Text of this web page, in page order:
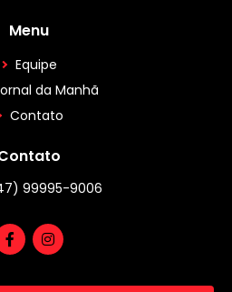
Menu
Equipe
da Manhã
Contato
99995-9006